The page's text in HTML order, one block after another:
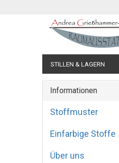
STILLEN & LAGERN
Informationen
Stoffmuster
Einfarbige Stoffe
Über uns